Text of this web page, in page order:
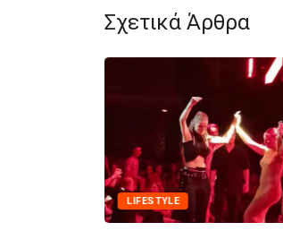
Σχετικά Άρθρα
πήγαν